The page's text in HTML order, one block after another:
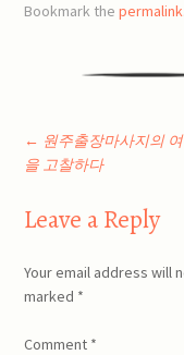
Bookmark thepermalink
Post
navigation
← 원주출장마사지의
을 고찰하다
Leave a Reply
Your email address will
marked *
Comment *